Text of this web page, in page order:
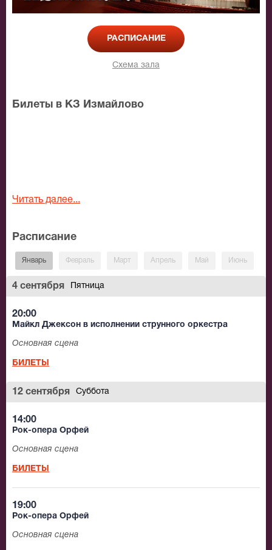
РАСПИСАНИЕ
Схема зала
Билеты в КЗ Измайлово
Читать далее...
Расписание
Январь Февраль Март Апрель Май Июнь
4 сентября Пятница
20:00
Майкл Джексон в исполнении струнного оркестра
Основная сцена
БИЛЕТЫ
12 сентября Суббота
14:00
Рок-опера Орфей
Основная сцена
БИЛЕТЫ
19:00
Рок-опера Орфей
Основная сцена